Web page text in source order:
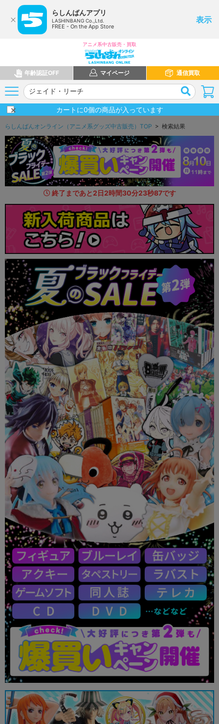
らしんばんアプリ
LASHINBANG Co.,Ltd.
FREE - On the App Store
表示
アニメ系中古販売・買取
年齢認証OFF マイページ 通信買取
カートに0個の商品が入っています
らしんばんオンライン（アニメ系グッズ中古販売）TOP > 検索結果
終了まであと2日2時間30分22秒59です